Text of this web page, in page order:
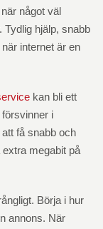
något väl
Tydlig hjälp, snabb
internet är en
kan bli ett
i
få snabb och
megabit på
Börja i hur
annons. När